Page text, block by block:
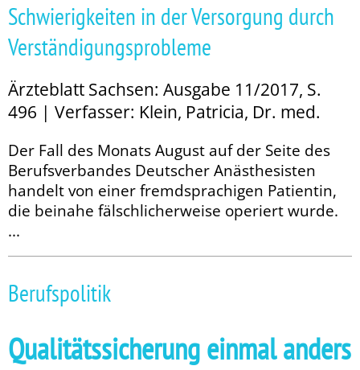
Schwierigkeiten in der Versorgung durch
Verständigungsprobleme
Ärzteblatt Sachsen: Ausgabe 11/2017, S.
496 | Verfasser: Klein, Patricia, Dr. med.
Der Fall des Monats August auf der Seite des
Berufsverbandes Deutscher Anästhesisten
handelt von einer fremdsprachigen Patientin,
die beinahe fälschlicherweise operiert wur­­de.
...
Berufspolitik
Qualitätssicherung einmal anders